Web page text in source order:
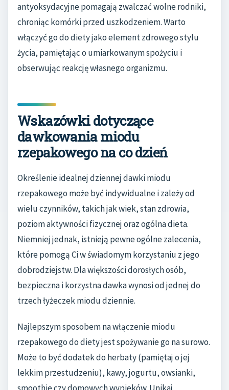
antyoksydacyjne pomagają zwalczać wolne rodniki,
chroniąc komórki przed uszkodzeniem. Warto
włączyć go do diety jako element zdrowego stylu
życia, pamiętając o umiarkowanym spożyciu i
obserwując reakcję własnego organizmu.
Wskazówki dotyczące
dawkowania miodu
rzepakowego na co dzień
Określenie idealnej dziennej dawki miodu
rzepakowego może być indywidualne i zależy od
wielu czynników, takich jak wiek, stan zdrowia,
poziom aktywności fizycznej oraz ogólna dieta.
Niemniej jednak, istnieją pewne ogólne zalecenia,
które pomogą Ci w świadomym korzystaniu z jego
dobrodziejstw. Dla większości dorosłych osób,
bezpieczna i korzystna dawka wynosi od jednej do
trzech łyżeczek miodu dziennie.
Najlepszym sposobem na włączenie miodu
rzepakowego do diety jest spożywanie go na surowo.
Może to być dodatek do herbaty (pamiętaj o jej
lekkim przestudzeniu), kawy, jogurtu, owsianki,